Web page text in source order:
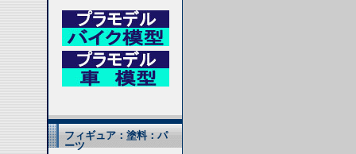
フィギュア：塗料：パ
ーツ